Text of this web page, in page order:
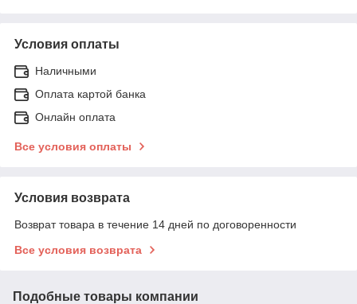
Условия оплаты
Наличными
Оплата картой банка
Онлайн оплата
Все условия оплаты
Условия возврата
Возврат товара в течение 14 дней по договоренности
Все условия возврата
Подобные товары компании